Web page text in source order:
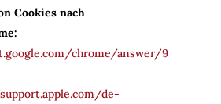
Cookies nach
chrome/answer/9
de-